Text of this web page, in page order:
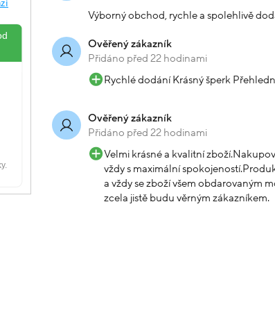
Výborný obchod, rychle a spolehlivě
Ověřený zákazník
Přidáno před 22 hodinami
Rychlé dodání Krásný šperk
Ověřený zákazník
Přidáno před 22 hodinami
Velmi krásné a kvalitní
vždy s maximální
a vždy se zboží všem obdarovaným
zcela jistě budu věrným zákazníkem.